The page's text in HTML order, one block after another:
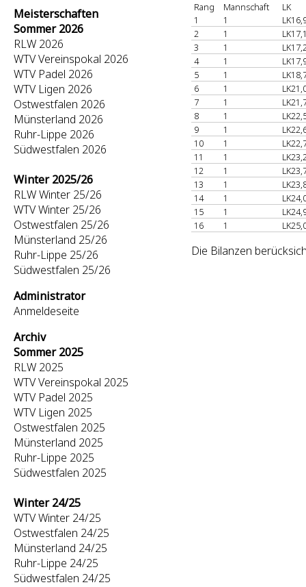
Meisterschaften
Sommer 2026
RLW 2026
WTV Vereinspokal 2026
WTV Padel 2026
WTV Ligen 2026
Ostwestfalen 2026
Münsterland 2026
Ruhr-Lippe 2026
Südwestfalen 2026
Winter 2025/26
RLW Winter 25/26
WTV Winter 25/26
Ostwestfalen 25/26
Münsterland 25/26
Ruhr-Lippe 25/26
Südwestfalen 25/26
Administrator
Anmeldeseite
Archiv
Sommer 2025
RLW 2025
WTV Vereinspokal 2025
WTV Padel 2025
WTV Ligen 2025
Ostwestfalen 2025
Münsterland 2025
Ruhr-Lippe 2025
Südwestfalen 2025
Winter 24/25
WTV Winter 24/25
Ostwestfalen 24/25
Münsterland 24/25
Ruhr-Lippe 24/25
Südwestfalen 24/25
Rang Mannschaft
LK
1
1
2
1
3
1
4
1
5
1
6
1
7
1
8
1
9
1
10
1
11
1
12
1
13
1
14
1
15
1
16
1
Die Bilanzen